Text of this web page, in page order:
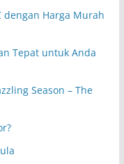
dengan Harga Murah
Tepat untuk Anda
Season – The